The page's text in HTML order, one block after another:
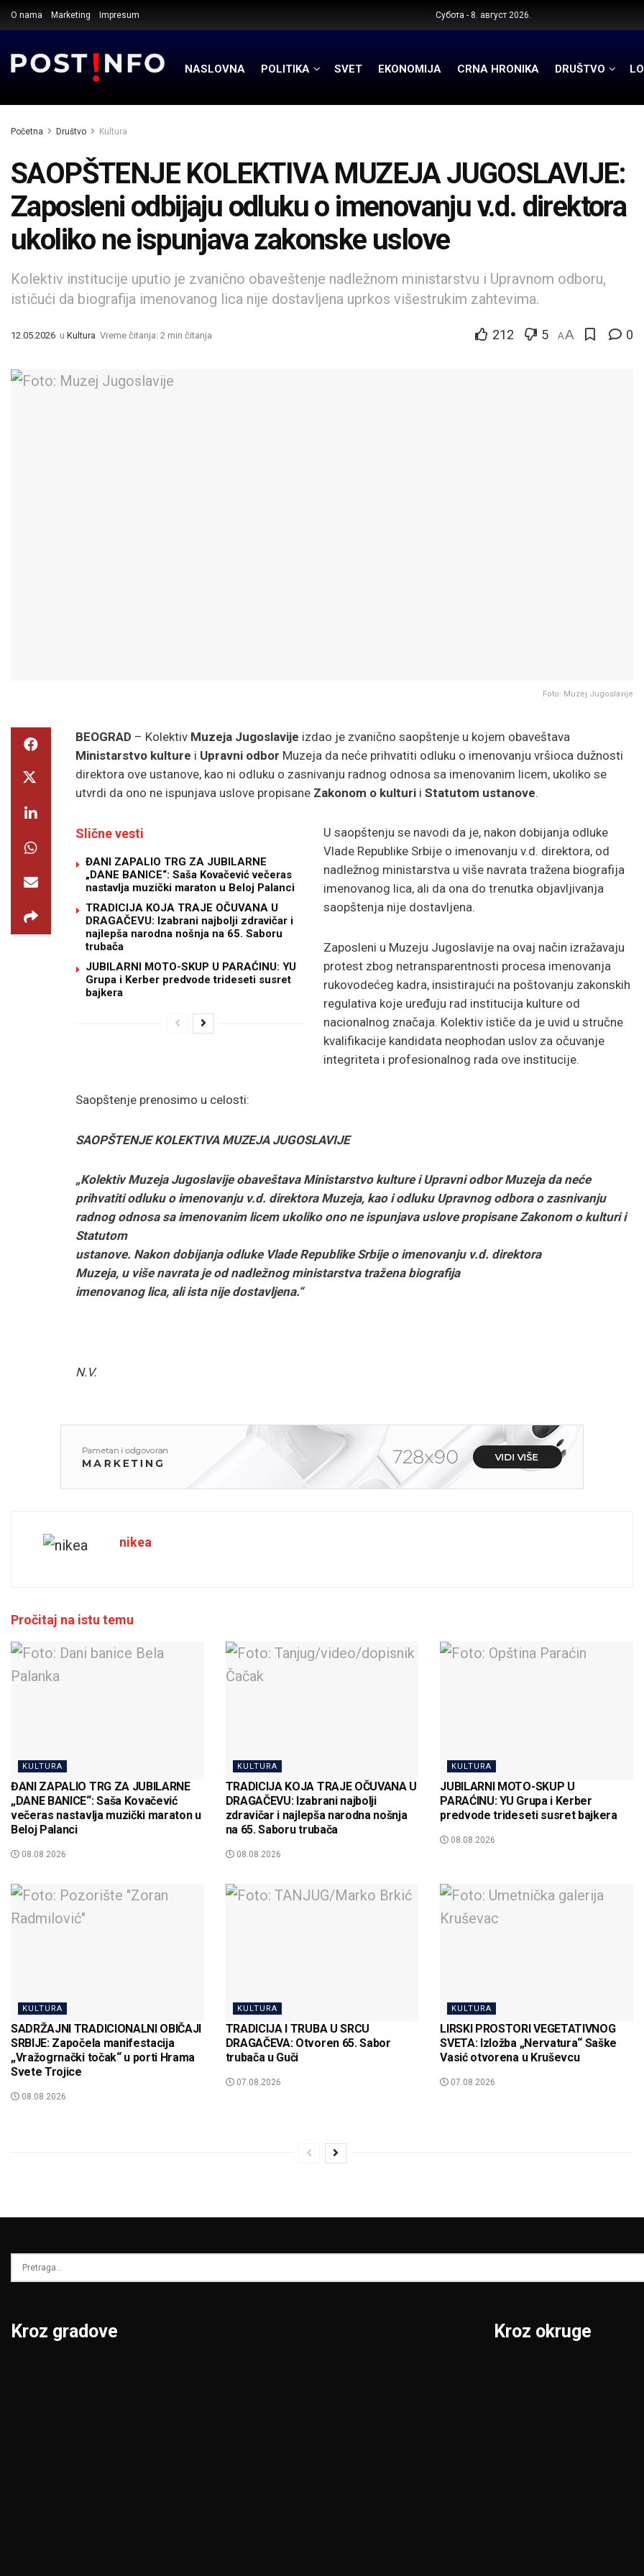
O nama Marketing Impresum Субота - 8. август 2026.
NASLOVNA POLITIKA SVET EKONOMIJA CRNA HRONIKA DRUŠTVO
Početna Društvo Kultura
SAOPŠTENJE KOLEKTIVA MUZEJA JUGOSLAVIJE:
Zaposleni odbijaju odluku o imenovanju v.d. direktora
ukoliko ne ispunjava zakonske uslove
Kolektiv institucije uputio je zvanično obaveštenje nadležnom ministarstvu i Upravnom odboru,
ističući da biografija imenovanog lica nije dostavljena uprkos višestrukim zahtevima.
12.05.2026 u Kultura Vreme čitanja: 2 min čitanja 212 5 AA 0
Foto: Muzej Jugoslavije
BEOGRAD – Kolektiv Muzeja Jugoslavije izdao je zvanično saopštenje u kojem obaveštava
Ministarstvo kulture i Upravni odbor Muzeja da neće prihvatiti odluku o imenovanju vršioca dužnosti
direktora ove ustanove, kao ni odluku o zasnivanju radnog odnosa sa imenovanim licem, ukoliko se
utvrdi da ono ne ispunjava uslove propisane Zakonom o kulturi i Statutom ustanove.
Slične vesti
ĐANI ZAPALIO TRG ZA JUBILARNE
„DANE BANICE“: Saša Kovačević večeras
nastavlja muzički maraton u Beloj Palanci
TRADICIJA KOJA TRAJE OČUVANA U
DRAGAČEVU: Izabrani najbolji zdravičar i
najlepša narodna nošnja na 65. Saboru
trubača
JUBILARNI MOTO-SKUP U PARAĆINU: YU
Grupa i Kerber predvode trideseti susret
bajkera
U saopštenju se navodi da je, nakon dobijanja odluke
Vlade Republike Srbije o imenovanju v.d. direktora, od
nadležnog ministarstva u više navrata tražena biografija
imenovanog lica, ali da ona do trenutka objavljivanja
saopštenja nije dostavljena.
Zaposleni u Muzeju Jugoslavije na ovaj način izražavaju
protest zbog netransparentnosti procesa imenovanja
rukovodećeg kadra, insistirajući na poštovanju zakonskih
regulativa koje uređuju rad institucija kulture od
nacionalnog značaja. Kolektiv ističe da je uvid u stručne
kvalifikacije kandidata neophodan uslov za očuvanje
integriteta i profesionalnog rada ove institucije.
Saopštenje prenosimo u celosti:
SAOPŠTENJE KOLEKTIVA MUZEJA JUGOSLAVIJE
„Kolektiv Muzeja Jugoslavije obaveštava Ministarstvo kulture i Upravni odbor Muzeja da neće
prihvatiti odluku o imenovanju v.d. direktora Muzeja, kao i odluku Upravnog odbora o zasnivanju
radnog odnosa sa imenovanim licem ukoliko ono ne ispunjava uslove propisane Zakonom o kulturi i
Statutom
ustanove. Nakon dobijanja odluke Vlade Republike Srbije o imenovanju v.d. direktora
Muzeja, u više navrata je od nadležnog ministarstva tražena biografija
imenovanog lica, ali ista nije dostavljena.“
N.V.
nikea
Pročitaj na istu temu
KULTURA
ĐANI ZAPALIO TRG ZA JUBILARNE
„DANE BANICE“: Saša Kovačević
večeras nastavlja muzički maraton u
Beloj Palanci
08.08.2026
KULTURA
TRADICIJA KOJA TRAJE OČUVANA U
DRAGAČEVU: Izabrani najbolji
zdravičar i najlepša narodna nošnja
na 65. Saboru trubača
08.08.2026
KULTURA
JUBILARNI MOTO-SKUP U
PARAĆINU: YU Grupa i Kerber
predvode trideseti susret bajkera
08.08.2026
KULTURA
SADRŽAJNI TRADICIONALNI OBIČAJI
SRBIJE: Započela manifestacija
„Vražogrnački točak“ u porti Hrama
Svete Trojice
08.08.2026
KULTURA
TRADICIJA I TRUBA U SRCU
DRAGAČEVA: Otvoren 65. Sabor
trubača u Guči
07.08.2026
KULTURA
LIRSKI PROSTORI VEGETATIVNOG
SVETA: Izložba „Nervatura“ Saške
Vasić otvorena u Kruševcu
07.08.2026
Kroz gradove Kroz okruge